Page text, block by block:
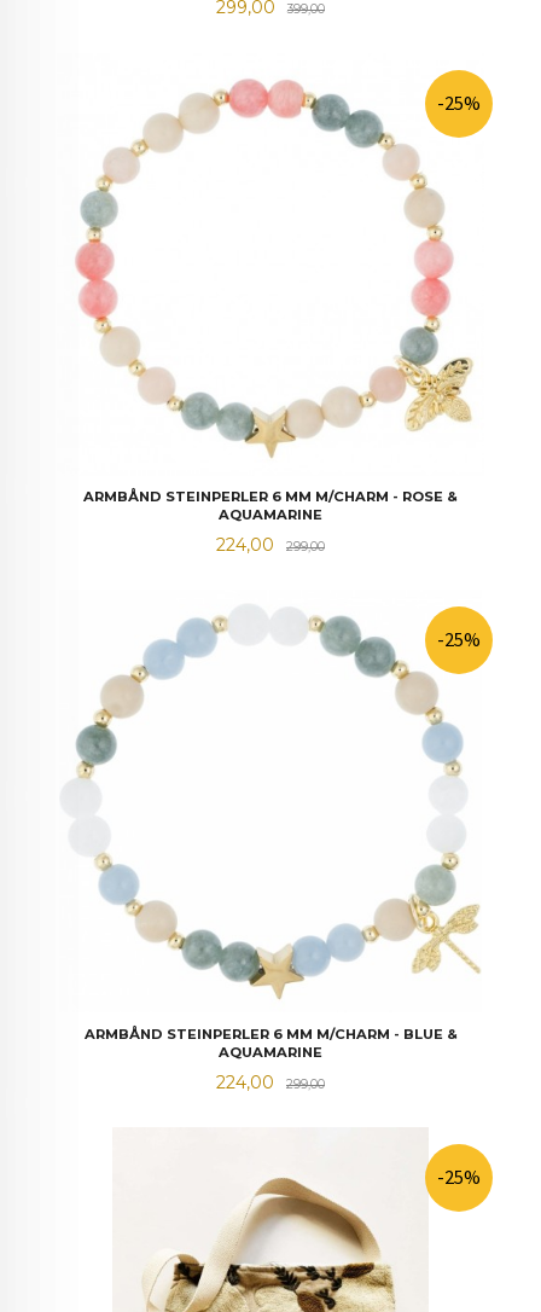
Tilbud
299,00 399,00Rabatt
ARMBÅND STEINPERLER 6 MM M/CHARM - ROSE &
AQUAMARINE
Tilbud
224,00 299,00Rabatt
-25%
ARMBÅND STEINPERLER 6 MM M/CHARM - BLUE &
AQUAMARINE
Tilbud
224,00 299,00Rabatt
-25%
-25%